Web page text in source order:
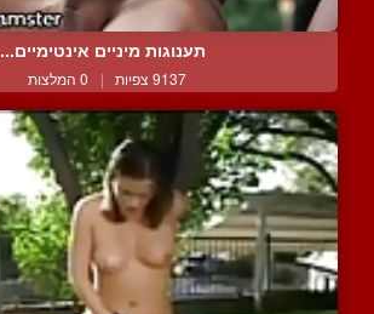
תענוגות מיניים אינטימיים...
9137 צפיות | 0 המלצות